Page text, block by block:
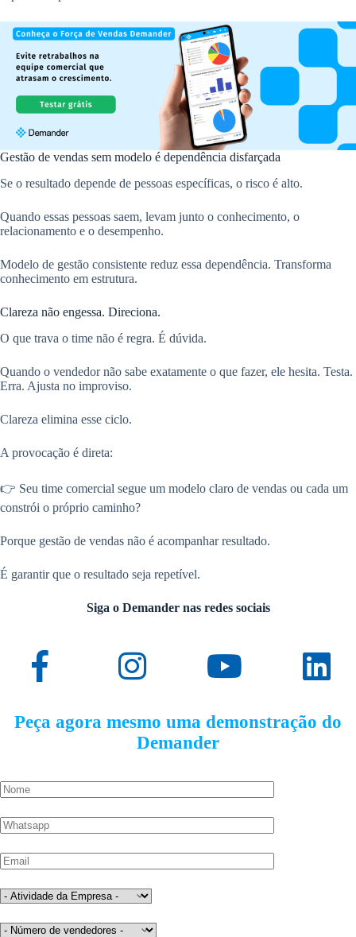
Gestão de vendas sem modelo é dependência disfarçada
Se o resultado depende de pessoas específicas, o risco é alto.
Quando essas pessoas saem, levam junto o conhecimento, o
relacionamento e o desempenho.
Modelo de gestão consistente reduz essa dependência. Transforma
conhecimento em estrutura.
Clareza não engessa. Direciona.
O que trava o time não é regra. É dúvida.
Quando o vendedor não sabe exatamente o que fazer, ele hesita. Testa.
Erra. Ajusta no improviso.
Clareza elimina esse ciclo.
A provocação é direta:
👉 Seu time comercial segue um modelo claro de vendas ou cada um
constrói o próprio caminho?
Porque gestão de vendas não é acompanhar resultado.
É garantir que o resultado seja repetível.
Siga o Demander nas redes sociais
Peça agora mesmo uma demonstração do
Demander